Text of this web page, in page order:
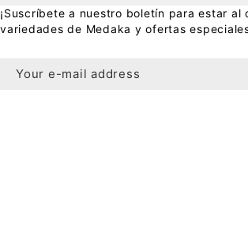
¡Suscríbete a nuestro boletín para estar al
variedades de Medaka y ofertas